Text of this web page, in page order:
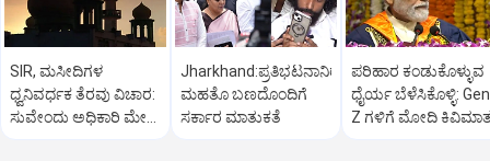
SIR, ಮಸೀದಿಗಳ
ಧ್ವನಿವರ್ಧಕ ತೆರವು ವಿಚಾರ:
ಸುವೇಂದು ಅಧಿಕಾರಿ ಮೇಲೆ
Jharkhand:ಪ್ರತಿಭಟನಾನಿರತ
ಮಹತೊ ಬಣದೊಂದಿಗೆ
ಸರ್ಕಾರ ಮಾತುಕತೆ
ಪರಿಹಾರ ಕಂಡುಕೊಳ್ಳುವ
ಧೈರ್ಯ ಬೆಳೆಸಿಕೊಳ್ಳಿ:
Z ಗಳಿಗೆ ಮೋದಿ